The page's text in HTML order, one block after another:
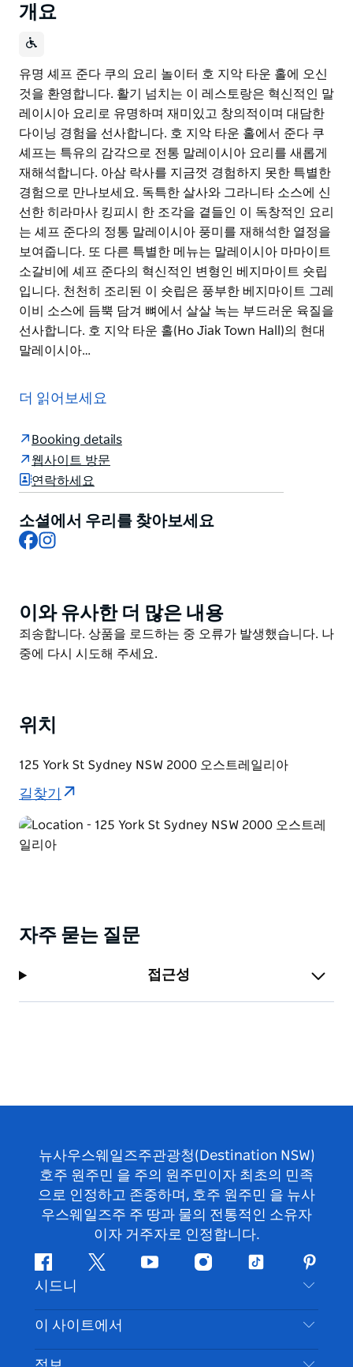
개요
유명 셰프 준다 쿠의 요리 놀이터 호 지악 타운 홀에 오신
것을 환영합니다. 활기 넘치는 이 레스토랑은 혁신적인 말
레이시아 요리로 유명하며 재미있고 창의적이며 대담한
다이닝 경험을 선사합니다. 호 지악 타운 홀에서 준다 쿠
셰프는 특유의 감각으로 전통 말레이시아 요리를 새롭게
재해석합니다. 아삼 락사를 지금껏 경험하지 못한 특별한
경험으로 만나보세요. 독특한 살사와 그라니타 소스에 신
선한 히라마사 킹피시 한 조각을 곁들인 이 독창적인 요리
는 셰프 준다의 정통 말레이시아 풍미를 재해석한 열정을
보여줍니다. 또 다른 특별한 메뉴는 말레이시아 마마이트
소갈비에 셰프 준다의 혁신적인 변형인 베지마이트 숏립
입니다. 천천히 조리된 이 숏립은 풍부한 베지마이트 그레
이비 소스에 듬뿍 담겨 뼈에서 살살 녹는 부드러운 육질을
선사합니다. 호 지악 타운 홀(Ho Jiak Town Hall)의 현대
말레이시아…
것을 환영합니다. 활기 넘치는 이 레스토랑은 혁신적인 말
셰프는 특유의 감각으로 전통 말레이시아 요리를 새롭게
재해석합니다.
아삼 락사를 지금껏 경험하지 못한 특별한 경험으로 만나
보세요. 독특한 살사와 그라니타 소스에 신선한 히라마사
킹피시 한 조각을 곁들인 이 독창적인 요리는 셰프 준다의
조리된 이 숏립은 풍부한 베지마이트 그레이비 소스에 듬
뿍 담겨 뼈에서 살살 녹는 부드러운 육질을 선사합니다.
호 지악 타운 홀(Ho Jiak Town Hall)의 현대 말레이시아
Hat) 상을 수상하는 등 권위 있는 찬사를 받았습니다. 또
2023년 고메 트래블러(Gourmet Traveller)에서는 뉴사
니다.
호 지악 타운 홀의 준다 쿠 셰프의 창의적인 요리를 통해
말레이시아 요리를 재발견해 보세요. 각 요리는 전통적인
더 읽어보세요
Booking details
웹사이트 방문
연락하세요
소셜에서 우리를 찾아보세요
Facebook
Product
List
이와 유사한 더 많은 내용
Product
List
죄송합니다. 상품을 로드하는 중 오류가 발생했습니다. 나
중에 다시 시도해 주세요.
위치
125 York St Sydney NSW 2000 오스트레일리아
길찾기
자주 묻는 질문
접근성
뉴사우스웨일즈주관광청(Destination NSW)
호주 원주민 을 주의 원주민이자 최초의 민족
으로 인정하고 존중하며, 호주 원주민 을 뉴사
우스웨일즈주 주 땅과 물의 전통적인 소유자
이자 거주자로 인정합니다.
페
이
스
북
지
귀
다
유
브
인
타
램
틱
핀
터
레
스
트
시드니
문의하기
부인 성명
이 사이트에서
목적지